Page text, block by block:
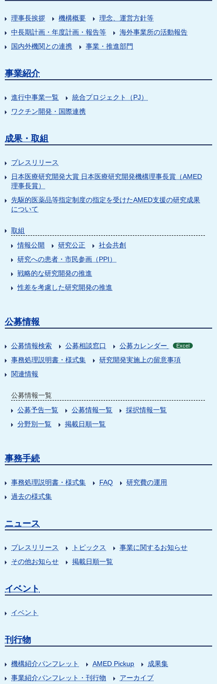
理事長挨拶 機構概要
理念、運営方針等
中長期計画・年度計画・報告等
海外事業所の活動報告
国内外機関との連携
事業・推進部門
事業紹介
進行中事業一覧
統合プロジェクト（PJ）
ワクチン開発・国際連携
成果・取組
プレスリリース
日本医療研究開発大賞 日本医療研究開発機構理事長賞（AMED
理事長賞）
先駆的医薬品等指定制度の指定を受けたAMED支援の研究成果
について
取組
情報公開
研究公正
社会共創
研究への患者・市民参画（PPI）
戦略的な研究開発の推進
性差を考慮した研究開発の推進
公募情報
公募情報検索 公募相談窓口 公募カレンダー Excel
事務処理説明書・様式集
研究開発実施上の留意事項
関連情報
公募情報一覧
公募予告一覧
公募情報一覧
採択情報一覧
分野別一覧
掲載日順一覧
事務手続
事務処理説明書・様式集 FAQ
研究費の運用
過去の様式集
ニュース
プレスリリース トピックス
事業に関するお知らせ
その他お知らせ
掲載日順一覧
イベント
イベント
刊行物
機構紹介パンフレット AMED Pickup
成果集
事業紹介パンフレット・刊行物
アーカイブ